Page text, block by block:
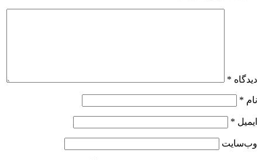
دیدگاه *
نام *
ایمیل *
وب‌سایت